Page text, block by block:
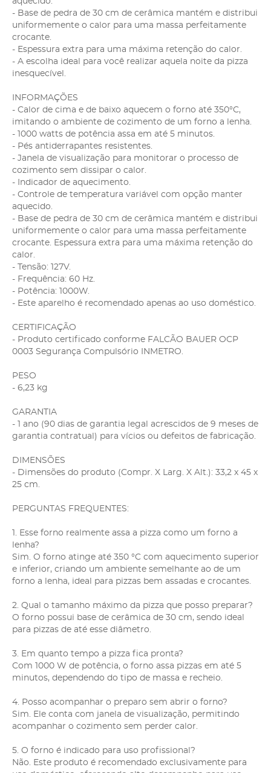
- Base de pedra de 30 cm de cerâmica mantém e distribui
uniformemente o calor para uma massa perfeitamente
crocante.
- Espessura extra para uma máxima retenção do calor.
- A escolha ideal para você realizar aquela noite da pizza
inesquecível.
INFORMAÇÕES
- Calor de cima e de baixo aquecem o forno até 350°C,
imitando o ambiente de cozimento de um forno a lenha.
- 1000 watts de potência assa em até 5 minutos.
- Pés antiderrapantes resistentes.
- Janela de visualização para monitorar o processo de
cozimento sem dissipar o calor.
- Indicador de aquecimento.
- Controle de temperatura variável com opção manter
aquecido.
- Base de pedra de 30 cm de cerâmica mantém e distribui
uniformemente o calor para uma massa perfeitamente
crocante. Espessura extra para uma máxima retenção do
calor.
- Tensão: 127V.
- Frequência: 60 Hz.
- Potência: 1000W.
- Este aparelho é recomendado apenas ao uso doméstico.
CERTIFICAÇÃO
- Produto certificado conforme FALCÃO BAUER OCP
0003 Segurança Compulsório INMETRO.
PESO
- 6,23 kg
GARANTIA
- 1 ano (90 dias de garantia legal acrescidos de 9 meses de
garantia contratual) para vícios ou defeitos de fabricação.
DIMENSÕES
- Dimensões do produto (Compr. X Larg. X Alt.): 33,2 x 45 x
25 cm.
PERGUNTAS FREQUENTES:
1. Esse forno realmente assa a pizza como um forno a
lenha?
Sim. O forno atinge até 350 °C com aquecimento superior
e inferior, criando um ambiente semelhante ao de um
forno a lenha, ideal para pizzas bem assadas e crocantes.
2. Qual o tamanho máximo da pizza que posso preparar?
O forno possui base de cerâmica de 30 cm, sendo ideal
para pizzas de até esse diâmetro.
3. Em quanto tempo a pizza fica pronta?
Com 1000 W de potência, o forno assa pizzas em até 5
minutos, dependendo do tipo de massa e recheio.
4. Posso acompanhar o preparo sem abrir o forno?
Sim. Ele conta com janela de visualização, permitindo
acompanhar o cozimento sem perder calor.
5. O forno é indicado para uso profissional?
Não. Este produto é recomendado exclusivamente para